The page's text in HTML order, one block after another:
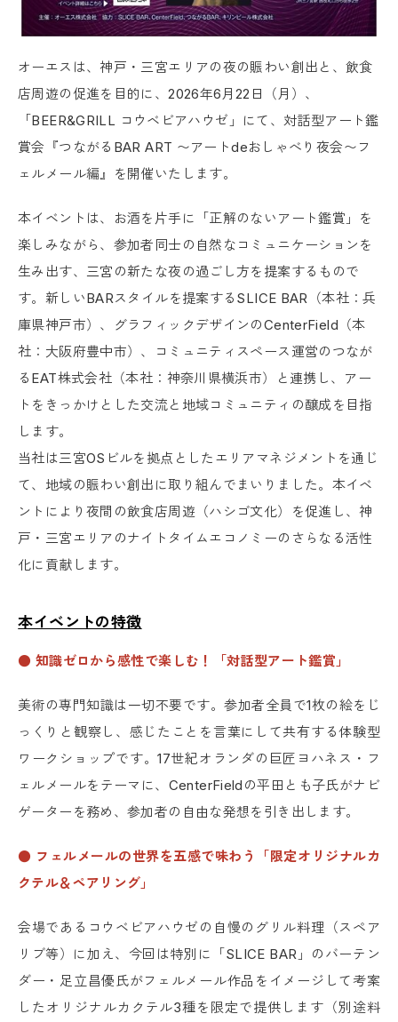
オーエスは、神戸・三宮エリアの夜の賑わい創出と、飲食
店周遊の促進を目的に、2026年6月22日（月）、
「BEER&GRILL コウベビアハウゼ」にて、対話型アート鑑
賞会『つながるBAR ART 〜アートdeおしゃべり夜会〜フ
ェルメール編』を開催いたします。
本イベントは、お酒を片手に「正解のないアート鑑賞」を
楽しみながら、参加者同士の自然なコミュニケーションを
生み出す、三宮の新たな夜の過ごし方を提案するもので
す。新しいBARスタイルを提案するSLICE BAR（本社：兵
庫県神戸市）、グラフィックデザインのCenterField（本
社：大阪府豊中市）、コミュニティスペース運営のつなが
るEAT株式会社（本社：神奈川県横浜市）と連携し、アー
トをきっかけとした交流と地域コミュニティの醸成を目指
します。
当社は三宮OSビルを拠点としたエリアマネジメントを通じ
て、地域の賑わい創出に取り組んでまいりました。本イベ
ントにより夜間の飲食店周遊（ハシゴ文化）を促進し、神
戸・三宮エリアのナイトタイムエコノミーのさらなる活性
化に貢献します。
本イベントの特徴
● 知識ゼロから感性で楽しむ！「対話型アート鑑賞」
美術の専門知識は一切不要です。参加者全員で1枚の絵をじ
っくりと観察し、感じたことを言葉にして共有する体験型
ワークショップです。17世紀オランダの巨匠ヨハネス・フ
ェルメールをテーマに、CenterFieldの平田とも子氏がナビ
ゲーターを務め、参加者の自由な発想を引き出します。
● フェルメールの世界を五感で味わう「限定オリジナルカ
クテル＆ペアリング」
会場であるコウベビアハウゼの自慢のグリル料理（スペア
リブ等）に加え、今回は特別に「SLICE BAR」のバーテン
ダー・足立昌優氏がフェルメール作品をイメージして考案
したオリジナルカクテル3種を限定で提供します（別途料